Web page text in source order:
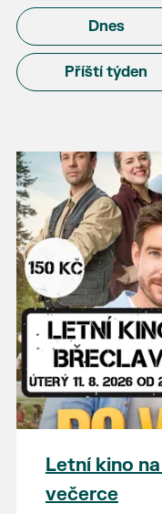
Dnes
Příští týden
Letní kino
večerce